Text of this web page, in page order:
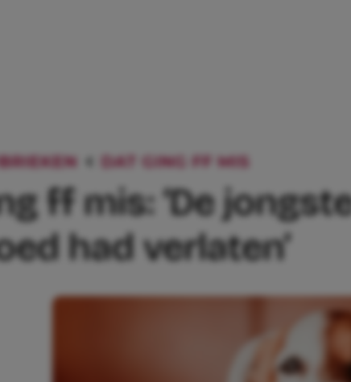
DAT GING FF MIS
ff mis: ‘De
had verlaten’